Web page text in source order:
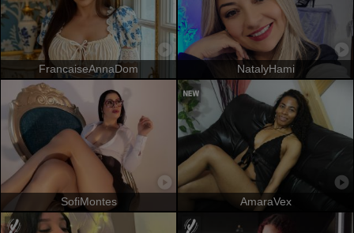
FrancaiseAnnaDom NatalyHami
SofiMontes AmaraVex